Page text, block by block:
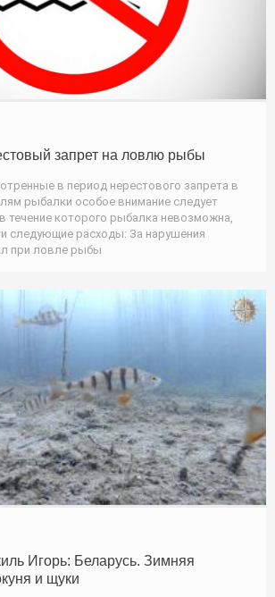
запрет на ловлю рыбы
в период нерестового запрета в
рыбалки особое внимание следует
течение которого рыбалка невозможна,
следующие расходы: За нарушения
при ловле рыбы
Игорь: Беларусь. Зимняя
и щуки